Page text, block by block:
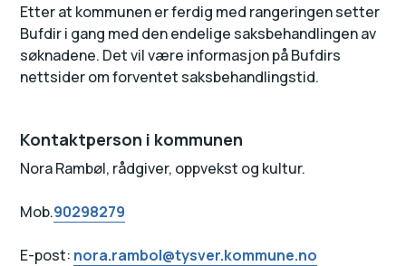
Etter at kommunen er ferdig med rangeringen setter
Bufdir i gang med den endelige saksbehandlingen av
søknadene. Det vil være informasjon på Bufdirs
nettsider om forventet saksbehandlingstid.
Kontaktperson i kommunen
Nora Rambøl, rådgiver, oppvekst og kultur.
Mob.90298279
E-post: nora.rambol@tysver.kommune.no